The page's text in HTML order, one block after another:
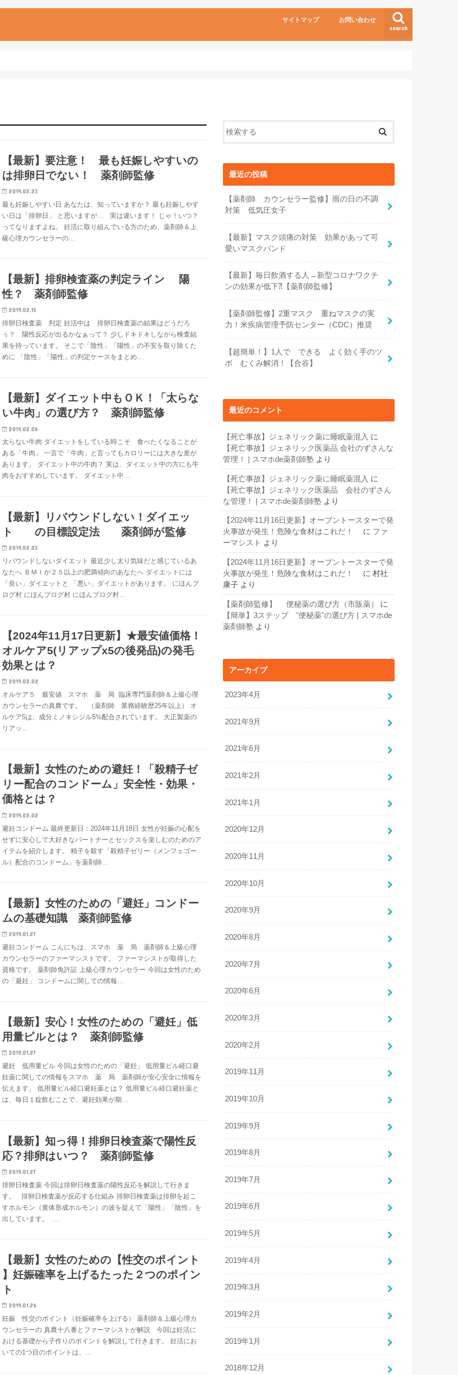
search
サイトマップ お問い合わせ
【最新】要注意！ 最も妊娠しやすいの
は排卵日でない！ 薬剤師監修
2019.02.23
最も妊娠しやすい日 あなたは、知っていますか？ 最も妊娠しやす
い日は「排卵日」 と思いますが… 実は違います！ じゃ！いつ？
ってなりますよね。 妊活に取り組んでいる方のため、薬剤師＆上
級心理カウンセラーの…
【最新】排卵検査薬の判定ライン 陽
性？ 薬剤師監修
2019.02.15
排卵日検査薬 判定 妊活中は 排卵日検査薬の結果はどうだろ
ぅ？ 陽性反応が出るかなぁって？ 少しドキドキしながら検査結
果を待っています。 そこで「陰性」「陽性」の不安を取り除くた
めに 「陰性」「陽性」の判定ケースをまとめ…
【最新】ダイエット中もＯＫ！「太らな
い牛肉」の選び方？ 薬剤師監修
2019.02.06
太らない牛肉 ダイエットをしている時こそ 食べたくなることが
ある「牛肉」 一言で「牛肉」と言ってもカロリーには大きな差が
あります。 ダイエット中の牛肉？ 実は、ダイエット中の方にも牛
肉をおすすめしています。 ダイエット中…
【最新】リバウンドしない！ダイエッ
ト の目標設定法 薬剤師が監修
2019.02.03
リバウンドしないダイエット 最近少し太り気味だと感じているあ
なたへ ＢＭＩが２５以上の肥満傾向のあなたへ ダイエットには
「良い」ダイエットと 「悪い」ダイエットがあります。 にほんブ
ログ村 にほんブログ村 にほんブログ村…
【2024年11月17日更新】★最安値価格！
オルケア5(リアップx5の後発品)の発毛
効果とは？
2019.02.02
オルケア５ 最安値 スマホ 薬 局 臨床専門薬剤師＆上級心理
カウンセラーの真農です。 （薬剤師 業務経験歴25年以上） オ
ルケア5は、成分ミノキシジル5%配合されています。 大正製薬の
リアッ…
【最新】女性のための避妊！「殺精子ゼ
リー配合のコンドーム」安全性・効果・
価格とは？
2019.02.02
避妊コンドーム 最終更新日：2024年11月18日 女性が妊娠の心配を
せずに安心して大好きなパートナーとセックスを楽しむのためのア
イテムを紹介します。 精子を殺す「殺精子ゼリー（メンフェゴー
ル）配合のコンドーム」を薬剤師…
【最新】女性のための「避妊」コンドー
ムの基礎知識 薬剤師監修
2019.01.27
避妊コンドーム こんにちは、スマホ 薬 局 薬剤師＆上級心理
カウンセラーのファーマシストです。 ファーマシストが取得した
資格です。 薬剤師免許証 上級心理カウンセラー 今回は女性のため
の「避妊」 コンドームに関しての情報…
【最新】安心！女性のための「避妊」低
用量ピルとは？ 薬剤師監修
2019.01.27
避妊 低用量ピル 今回は女性のための「避妊」 低用量ピル経口避
妊薬に関しての情報をスマホ 薬 局 薬剤師が安心安全に情報を
伝えます。 低用量ピル経口避妊薬とは？ 低用量ピル経口避妊薬と
は、毎日１錠飲むことで、避妊効果が期…
【最新】知っ得！排卵日検査薬で陽性反
応？排卵はいつ？ 薬剤師監修
2019.01.27
排卵日検査薬 今回は排卵日検査薬の陽性反応を解説して行きま
す。 排卵日検査薬が反応する仕組み 排卵日検査薬は排卵を起こ
すホルモン（黄体形成ホルモン）の波を捉えて「陽性」「陰性」を
出しています。 …
【最新】女性のための【性交のポイント
】妊娠確率を上げるたった２つのポイン
ト
2019.01.26
妊娠 性交のポイント（妊娠確率を上げる） 薬剤師＆上級心理カ
ウンセラーの 真農十八番とファーマシストが解説 今回は妊活に
おける基礎から子作りのポイントを解説して行きます。 妊活にお
いての1つ目のポイントは、…
最近の投稿
【薬剤師 カウンセラー監修】雨の日の不調
対策 低気圧女子
【最新】マスク頭痛の対策 効果があって可
愛いマスクバンド
【最新】毎日飲酒する人→新型コロナワクチ
ンの効果が低下⁈【薬剤師監修】
【薬剤師監修】2重マスク 重ねマスクの実
力！米疾病管理予防センター（CDC）推奨
【超簡単！】1人で できる よく効く手のツ
ボ むくみ解消！【合谷】
最近のコメント
【死亡事故】ジェネリック薬に睡眠薬混入 に
【死亡事故】ジェネリック医薬品 会社のずさんな
管理！ | スマホde薬剤師塾 より
【死亡事故】ジェネリック薬に睡眠薬混入 に
【死亡事故】ジェネリック医薬品 会社のずさん
な管理！ | スマホde薬剤師塾 より
【2024年11月16日更新】オーブントースターで発
火事故が発生！危険な食材はこれだ！
に ファ
ーマシスト
より
【2024年11月16日更新】オーブントースターで発
火事故が発生！危険な食材はこれだ！
に 村社
康子 より
【薬剤師監修】 便秘薬の選び方（市販薬）
に
【簡単】3ステップ "便秘薬"の選び方 | スマホde
薬剤師塾 より
アーカイブ
2023年4月
2021年9月
2021年6月
2021年2月
2021年1月
2020年12月
2020年11月
2020年10月
2020年9月
2020年8月
2020年7月
2020年6月
2020年3月
2020年2月
2019年11月
2019年10月
2019年9月
2019年8月
2019年7月
2019年6月
2019年5月
2019年4月
2019年3月
2019年2月
2019年1月
2018年12月